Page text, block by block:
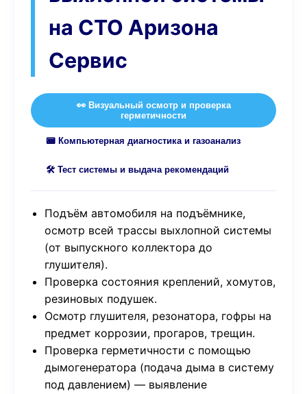
на СТО Аризона
Сервис
👀 Визуальный осмотр и проверка
герметичности
📟 Компьютерная диагностика и газоанализ
🛠️ Тест системы и выдача рекомендаций
Подъём автомобиля на подъёмнике,
осмотр всей трассы выхлопной системы
(от выпускного коллектора до
глушителя).
Проверка состояния креплений, хомутов,
резиновых подушек.
Осмотр глушителя, резонатора, гофры на
предмет коррозии, прогаров, трещин.
Проверка герметичности с помощью
дымогенератора (подача дыма в систему
под давлением) — выявление